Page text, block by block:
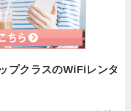
プクラスのWiFiレンタ